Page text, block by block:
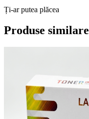
Ți-ar putea plăcea
Produse similare